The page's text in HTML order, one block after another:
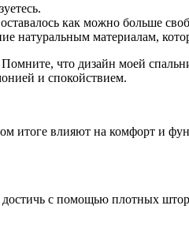
как можно больше
натуральным материалам,
что дизайн моей
и спокойствием.
итоге влияют на комфорт и
с помощью плотных